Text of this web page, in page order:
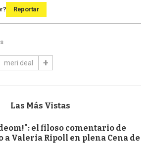
Reportar
meri deal
Las Más Vistas
el filoso comentario de
a Valeria Ripoll en plena Cena de